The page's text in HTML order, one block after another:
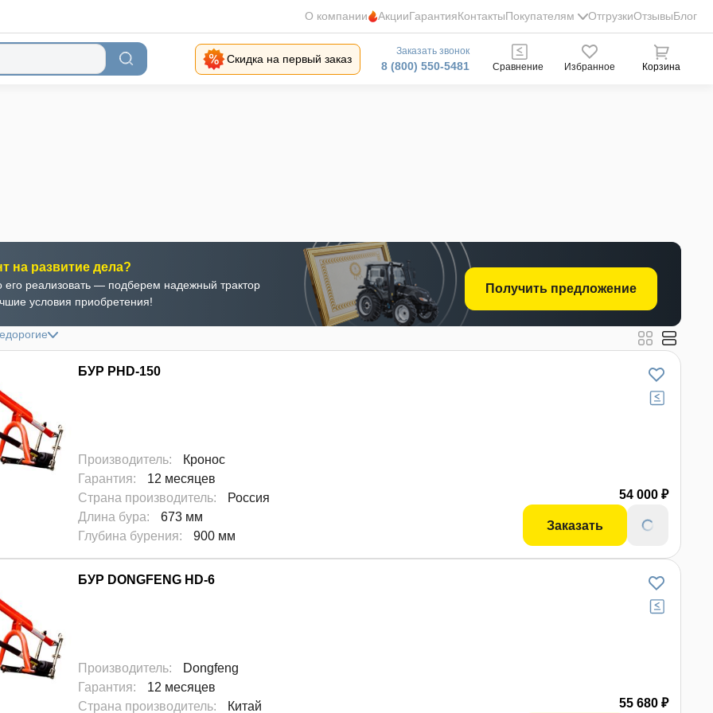
О компании АкцииГарантияКонтактыПокупателям ОтгрузкиОтзывыБлог
Скидка на первый заказ
Заказать звонок
8 (800) 550-5481 Сравнение Избранное Корзина
на развитие дела?
реализовать — подберем надежный трактор
условия приобретения!
Получить предложение
БУР PHD-150
Производитель:
Кронос
Гарантия:
12 месяцев
Страна производитель:
Россия
Длина бура:
673 мм
Глубина бурения: 900 мм
54 000 ₽
Заказать
БУР DONGFENG HD-6
Производитель:
Dongfeng
Гарантия:
12 месяцев
Страна производитель:
Китай
55 680 ₽